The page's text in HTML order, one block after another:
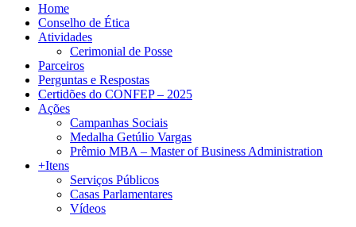
Home
Conselho de Ética
Atividades
Cerimonial de Posse
Parceiros
Perguntas e Respostas
Certidões do CONFEP – 2025
Ações
Campanhas Sociais
Medalha Getúlio Vargas
Prêmio MBA – Master of Business Administration
+Itens
Serviços Públicos
Casas Parlamentares
Vídeos